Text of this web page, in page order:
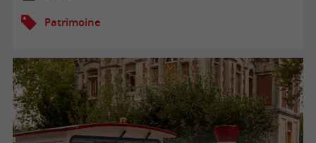
Patrimoine